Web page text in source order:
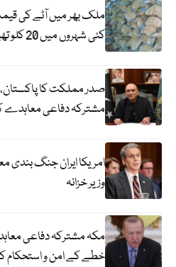
ملک بھر میں آٹے کی
کئی شہروں میں 20 کلو تھیلا 100 روپے تک مہنگا
صدر مملکت کا
مشترکہ دفاعی معاہدے
امریکا ایران جنگ بندی
وزیر خزانہ
مکہ مشترکہ دفاعی
خطے کے امن و استحکام